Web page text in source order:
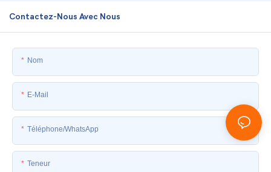
Contactez-Nous Avec Nous
Nom
E-Mail
Téléphone/WhatsApp
Teneur